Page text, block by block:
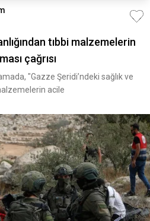
tıbbi malzemelerin
çağrısı
"Gazze Şeridi’ndeki sağlık ve
acile